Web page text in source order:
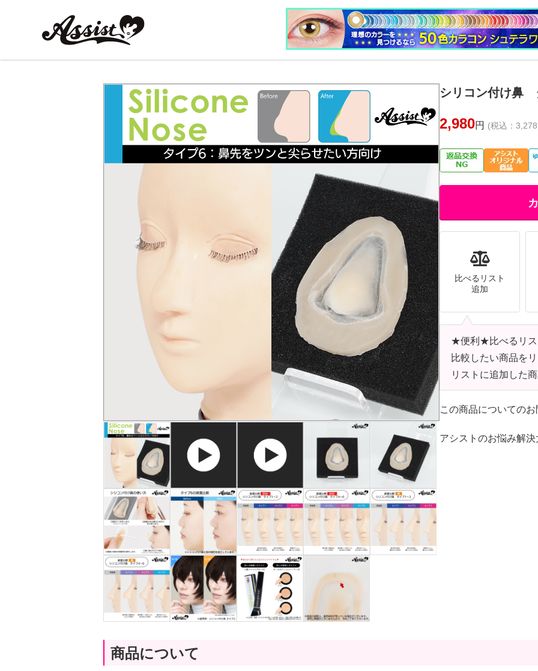
シリコン付け鼻
2,980円 (税込：
比べるリスト
追加
★便利★比べるリス
比較したい商品を
リストに追加した
この商品についての
アシストのお悩み解決
商品について